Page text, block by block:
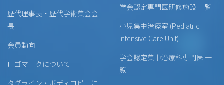
歴代理事長・歴代学術集会会
長
会員動向
ロゴマークについて
タグライン・ボディコピーに
学会認定専門医研修施設 一覧
小児集中治療室 (Pediatric
Intensive Care Unit)
学会認定集中治療科専門医 一
覧